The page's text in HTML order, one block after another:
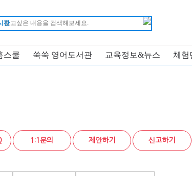
판
스쿨 쑥쑥 영어도서관 교육정보&뉴스 체험
1:1문의 제안하기 신고하기